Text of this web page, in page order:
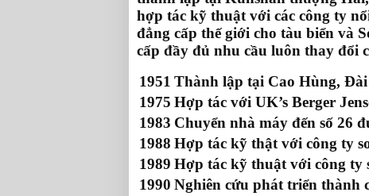
hợp tác kỹ thuật với các công ty
đẳng cấp thế giới cho tàu biển và
cấp đầy đủ nhu cầu luôn thay đổi
1951 Thành lập tại Cao Hùng,
1975 Hợp tác với UK’s Berger
1983 Chuyển nhà máy đến số 26
1988 Hợp tác kỹ thật với công ty
1989 Hợp tác kỹ thuật với công ty
1990 Nghiên cứu phát triển thành